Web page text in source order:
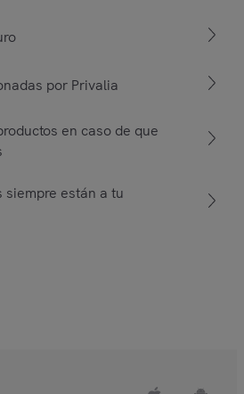
por Privalia
en caso de que
siempre están a tu